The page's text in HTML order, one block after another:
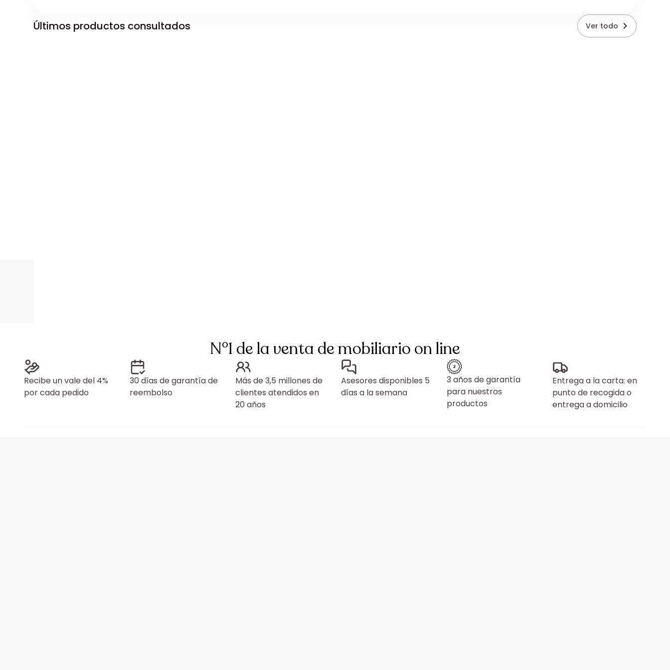
Últimos productos consultados Ver todo
N°1 de la venta de mobiliario on line
Recibe un vale del 4%
por cada pedido
30 días de garantía de
reembolso
Más de 3,5 millones de
clientes atendidos en
20 años
Asesores disponibles 5
días a la semana
3 años de garantía
para nuestros
productos
Entrega a la carta: en
punto de recogida o
entrega a domicilio